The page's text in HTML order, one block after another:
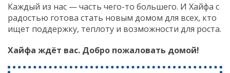
Каждый из нас — часть чего-то большего. И Хайфа с
радостью готова стать новым домом для всех, кто
ищет поддержку, теплоту и возможности для роста.
Хайфа ждёт вас. Добро пожаловать домой!